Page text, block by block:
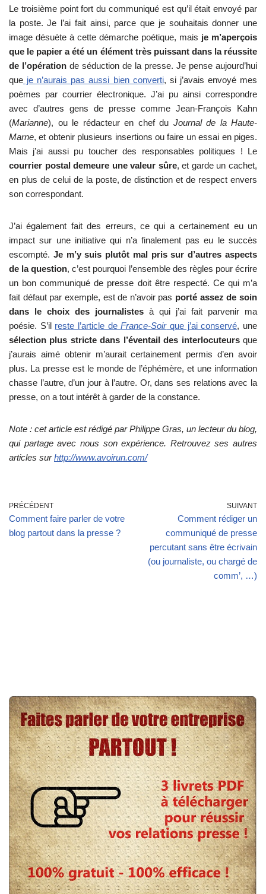
Le troisième point fort du communiqué est qu’il était envoyé par
la poste. Je l’ai fait ainsi, parce que je souhaitais donner une
image désuète à cette démarche poétique, mais je m’aperçois
que le papier a été un élément très puissant dans la réussite
de l’opération de séduction de la presse. Je pense aujourd’hui
que je n’aurais pas aussi bien converti, si j’avais envoyé mes
poèmes par courrier électronique. J’ai pu ainsi correspondre
avec d’autres gens de presse comme Jean-François Kahn
(Marianne), ou le rédacteur en chef du Journal de la Haute-
Marne, et obtenir plusieurs insertions ou faire un essai en piges.
Mais j’ai aussi pu toucher des responsables politiques ! Le
courrier postal demeure une valeur sûre, et garde un cachet,
en plus de celui de la poste, de distinction et de respect envers
son correspondant.
J’ai également fait des erreurs, ce qui a certainement eu un
impact sur une initiative qui n’a finalement pas eu le succès
escompté. Je m’y suis plutôt mal pris sur d’autres aspects
de la question, c’est pourquoi l’ensemble des règles pour écrire
un bon communiqué de presse doit être respecté. Ce qui m’a
fait défaut par exemple, est de n’avoir pas porté assez de soin
dans le choix des journalistes à qui j’ai fait parvenir ma
poésie. S’il reste l’article deFrance-Soirque j’ai conservé, une
sélection plus stricte dans l’éventail des interlocuteursque
j’aurais aimé obtenir m’aurait certainement permis d’en avoir
plus. La presse est le monde de l’éphémère, et une information
chasse l’autre, d’un jour à l’autre. Or, dans ses relations avec la
presse, on a tout intérêt à garder de la constance.
Note : cet article est rédigé par Philippe Gras, un lecteur du blog,
qui partage avec nous son expérience. Retrouvez ses autres
articles surhttp://www.avoirun.com/
PRÉCÉDENT
Comment faire parler de votre
blog partout dans la presse ?
SUIVANT
Comment rédiger un
communiqué de presse
percutant sans être écrivain
(ou journaliste, ou chargé de
comm’, …)